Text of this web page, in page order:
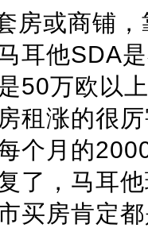
房或商铺
耳他SDA
50万欧以
租涨的很
个月的
了，马耳
买房肯定